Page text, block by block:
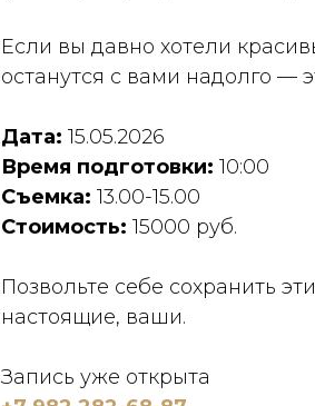
Если вы давно хотели
останутся с вами надолго —
Дата: 15.05.2026
Время подготовки: 10:00
Съемка: 13.00-15.00
Стоимость: 15000 руб.
Позвольте себе сохранить
настоящие, ваши.
Запись уже открыта